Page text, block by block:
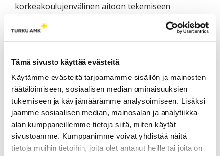
Tämä sivusto käyttää evästeitä
Käytämme evästeitä tarjoamamme sisällön ja mainosten
räätälöimiseen, sosiaalisen median ominaisuuksien
tukemiseen ja kävijämäärämme analysoimiseen. Lisäksi
jaamme sosiaalisen median, mainosalan ja analytiikka-
alan kumppaneillemme tietoja siitä, miten käytät
sivustoamme. Kumppanimme voivat yhdistää näitä
tietoja muihin tietoihin, joita olet antanut heille tai joita on
korkeakoulujenvälinen aitoon tekemiseen
painottuva yhteistyö ja verkostoituminen on
motivoivaa ja innostavaa. Se avaa opettajille
avoimen ja kollegiaalisen asiantuntijayhteisön,
jossa tähdätään yhdessä laadukkaaseen verkko-
opetus tarjontaan kaikkien AMKien opiskelijoiden
oppimisen ja tulevaisuuden ammattilaisten
osaamisen hyväksi. Saatavilla on verkko-opetuksen
kehittämisen tarpeita vastaavaa, oikea-aikaista ja
myös ajasta riippumatonta valmennusta. Lisäksi
mukana oleviin AMKeihin on nimetty
eAMK/CampusOnline yhteyshenkilöitä, jotka